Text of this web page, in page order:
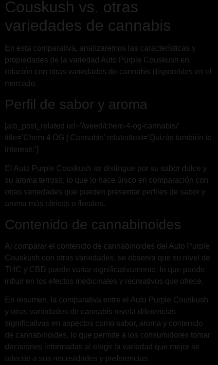
Couskush vs. otras
variedades de cannabis
En esta comparativa, analizaremos las características y
propiedades de la variedad Auto Purple Couskush en
relación con otras variedades de cannabis disponibles en el
mercado.
Perfil de sabor y aroma
[aib_post_related url=’/weed/chem-4-og-cannabis/’
title=’Chem 4 OG | Cannabis’ relatedtext=’Quizás también te
interese:’]
El Auto Purple Couskush se distingue por su sabor dulce y
su aroma terroso, lo que lo hace único en comparación con
otras variedades que pueden presentar perfiles de sabor y
aroma más cítricos o florales.
Contenido de cannabinoides
Al comparar el contenido de cannabinoides del Auto Purple
Couskush con otras variedades, se observa que su nivel de
THC y CBD puede variar significativamente, lo que puede
influir en los efectos medicinales y recreativos que ofrece.
En resumen, la comparativa entre el Auto Purple Couskush
y otras variedades de cannabis revela diferencias
significativas en aspectos como sabor, aroma y contenido
de cannabinoides, lo que permite a los consumidores tomar
decisiones informadas al elegir la variedad que mejor se
adecúe a sus necesidades y preferencias.